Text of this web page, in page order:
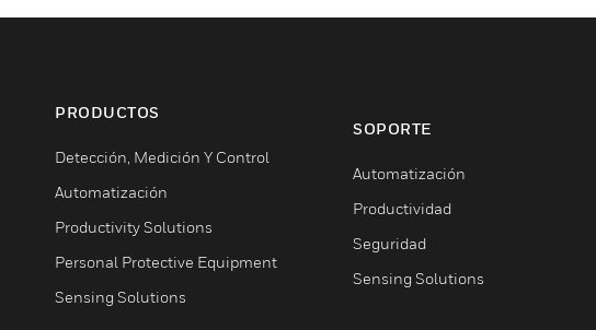
PRODUCTOS
Detección, Medición Y Control
Automatización
Productivity Solutions
Personal Protective Equipment
Sensing Solutions
SOPORTE
Automatización
Productividad
Seguridad
Sensing Solutions